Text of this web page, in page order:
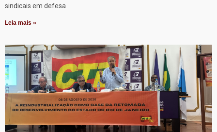
sindicais em defesa
Leia mais »